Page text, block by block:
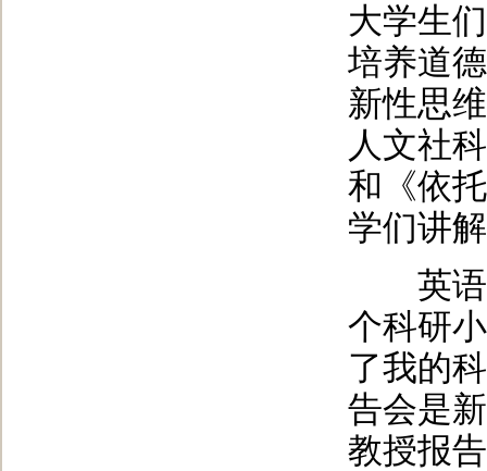
大学生
培养道
新性思
人文社
和《依
学们讲
英语
个科研
了我的
告会是
教授报